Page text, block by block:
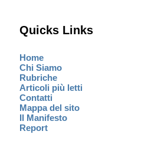
Quicks Links
Home
Chi Siamo
Rubriche
Articoli più letti
Contatti
Mappa del sito
Il Manifesto
Report